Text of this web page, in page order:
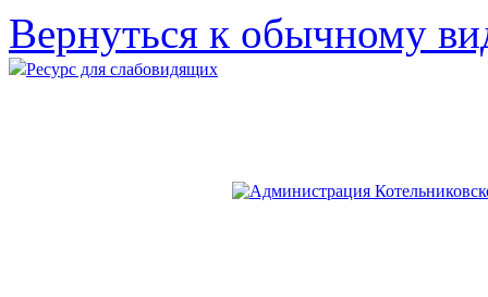
Вернуться к обычному
Ресурс для слабовидящих